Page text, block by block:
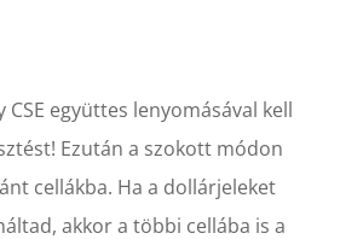
CSE együttes lenyomásával kell
Ezután a szokott módon
cellákba. Ha a dollárjeleket
akkor a többi cellába is a